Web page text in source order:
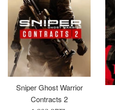
Sniper Ghost Warrior
Contracts 2